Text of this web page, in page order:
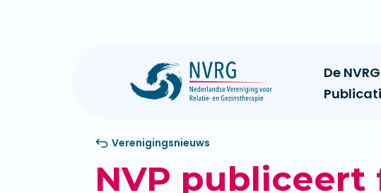
De NVRG
Verenigingsnieuws
NVP